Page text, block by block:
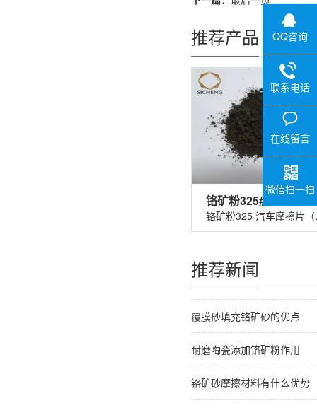
推荐产品
铬矿
推荐新闻
覆膜砂填充铬矿砂的优点
耐磨陶瓷添加铬矿粉作用
铬矿砂摩擦材料有什么优势
QQ咨询
联系电话
在线留言
微信扫一扫